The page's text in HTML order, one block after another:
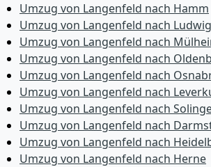
Umzug von Langenfeld nach Hamm
Umzug von Langenfeld nach
Umzug von Langenfeld nach
Umzug von Langenfeld nach
Umzug von Langenfeld nach
Umzug von Langenfeld nach
Umzug von Langenfeld nach
Umzug von Langenfeld nach
Umzug von Langenfeld nach
Umzug von Langenfeld nach Herne